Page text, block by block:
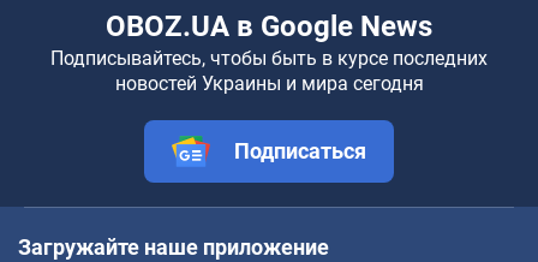
OBOZ.UA в Google News
Подписывайтесь, чтобы быть в курсе последних
новостей Украины и мира сегодня
Подписаться
Загружайте наше приложение